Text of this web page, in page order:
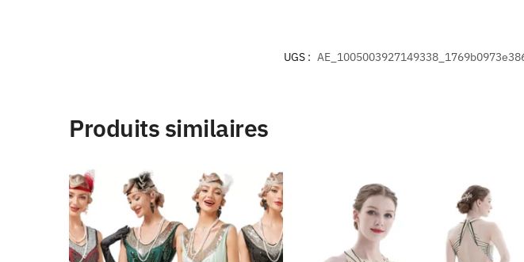
UGS :
Produits similaires